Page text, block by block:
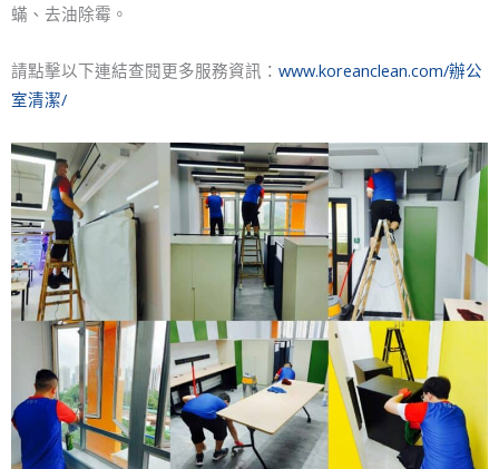
蟎、去油除霉。
請點擊以下連結查閱更多服務資訊： www.koreanclean.com/辦公
室清潔/